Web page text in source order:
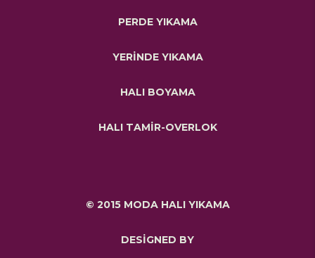
PERDE YIKAMA
YERİNDE YIKAMA
HALI BOYAMA
HALI TAMİR-OVERLOK
© 2015 MODA HALI YIKAMA
DESİGNED BY